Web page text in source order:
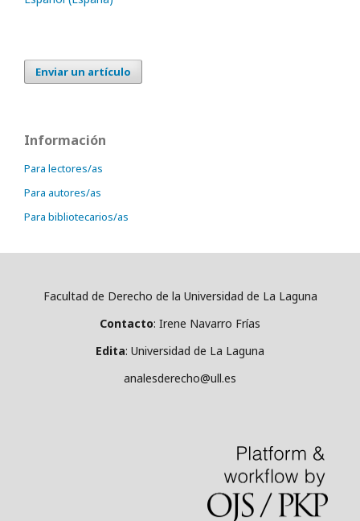
Enviar un artículo
Información
Para lectores/as
Para autores/as
Para bibliotecarios/as
Facultad de Derecho de la Universidad de La Laguna
Contacto: Irene Navarro Frías
Edita: Universidad de La Laguna
analesderecho@ull.es